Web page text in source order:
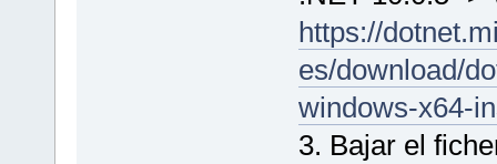
https://
es/download/
windows-x64-
3. Bajar el